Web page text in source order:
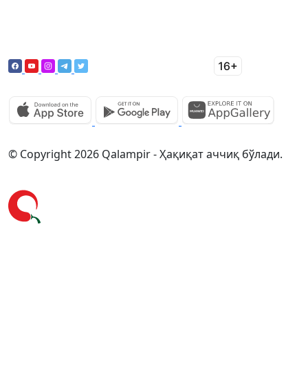
© Copyright 2026 Qalampir - Ҳақиқат аччиқ бўлади.